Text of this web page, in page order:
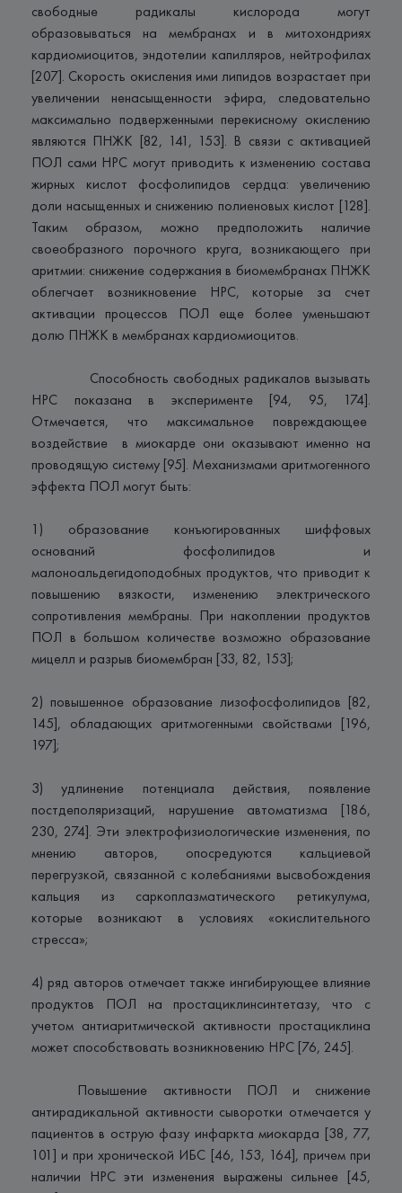
свободные радикалы кислорода могут
образовываться на мембранах и в митохондриях
кардиомиоцитов, эндотелии капилляров, нейтрофилах
[207]. Скорость окисления ими липидов возрастает при
увеличении ненасыщенности эфира, следовательно
максимально подверженными перекисному окислению
являются ПНЖК [82, 141, 153]. В связи с активацией
ПОЛ сами НРС могут приводить к изменению состава
жирных кислот фосфолипидов сердца: увеличению
доли насыщенных и снижению полиеновых кислот [128].
Таким образом, можно предположить наличие
своеобразного порочного круга, возникающего при
аритмии: снижение содержания в биомембранах ПНЖК
облегчает возникновение НРС, которые за счет
активации процессов ПОЛ еще более уменьшают
долю ПНЖК в мембранах кардиомиоцитов.
Способность свободных радикалов вызывать
НРС показана в эксперименте [94, 95, 174].
Отмечается, что максимальное повреждающее
воздействие в миокарде они оказывают именно на
проводящую систему [95]. Механизмами аритмогенного
эффекта ПОЛ могут быть:
1) образование конъюгированных шиффовых
оснований фосфолипидов и
малоноальдегидоподобных продуктов, что приводит к
повышению вязкости, изменению электрического
сопротивления мембраны. При накоплении продуктов
ПОЛ в большом количестве возможно образование
мицелл и разрыв биомембран [33, 82, 153];
2) повышенное образование лизофосфолипидов [82,
145], обладающих аритмогенными свойствами [196,
197];
3) удлинение потенциала действия, появление
постдеполяризаций, нарушение автоматизма [186,
230, 274]. Эти электрофизиологические изменения, по
мнению авторов, опосредуются кальциевой
перегрузкой, связанной с колебаниями высвобождения
кальция из саркоплазматического ретикулума,
которые возникают в условиях «окислительного
стресса»;
4) ряд авторов отмечает также ингибирующее влияние
продуктов ПОЛ на простациклинсинтетазу, что с
учетом антиаритмической активности простациклина
может способствовать возникновению НРС [76, 245].
Повышение активности ПОЛ и снижение
антирадикальной активности сыворотки отмечается у
пациентов в острую фазу инфаркта миокарда [38, 77,
101] и при хронической ИБС [46, 153, 164], причем при
наличии НРС эти изменения выражены сильнее [45,